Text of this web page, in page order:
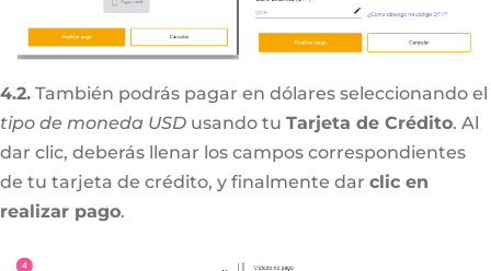
4.2. También podrás pagar en dólares seleccionando el
tipo de moneda USD usando tu Tarjeta de Crédito. Al
dar clic, deberás llenar los campos correspondientes
de tu tarjeta de crédito, y finalmente dar clic en
realizar pago.